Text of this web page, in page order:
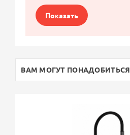
Показать
ВАМ МОГУТ ПОНАДОБИТЬСЯ